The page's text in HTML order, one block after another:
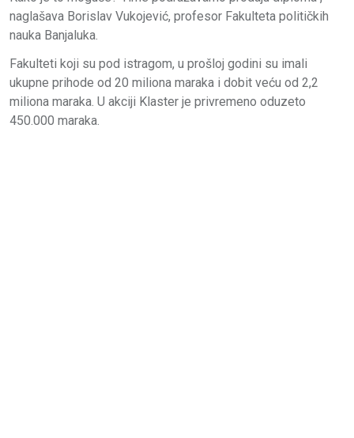
naglašava Borislav Vukojević, profesor Fakulteta političkih
nauka Banjaluka.
Fakulteti koji su pod istragom, u prošloj godini su imali
ukupne prihode od 20 miliona maraka i dobit veću od 2,2
miliona maraka. U akciji Klaster je privremeno oduzeto
450.000 maraka.